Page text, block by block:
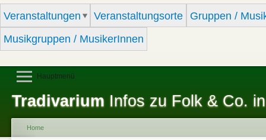
Veranstaltungen Veranstaltungsorte
Gruppen /
Musikgruppen / MusikerInnen
Tradivarium Infos zu Folk & Co.
Hauptmenü
Home